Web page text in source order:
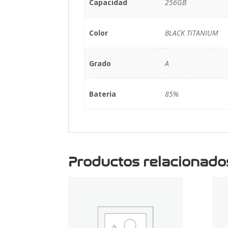
Capacidad 256GB
Color BLACK TITANIUM
Grado A
Bateria 85%
Productos